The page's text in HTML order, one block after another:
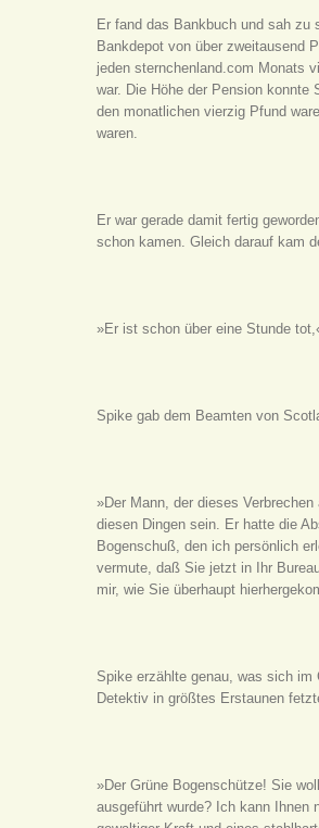
Er fand das Bankbuch und sah zu
Bankdepot von über zweitausend
jeden sternchenland.com Monats
war. Die Höhe der Pension
den monatlichen vierzig Pfund
waren.
Er war gerade damit fertig
schon kamen. Gleich darauf kam
»Er ist schon über eine Stunde
Spike gab dem Beamten von
»Der Mann, der dieses
diesen Dingen sein. Er hatte die
Bogenschuß, den ich persönlich
vermute, daß Sie jetzt in Ihr
mir, wie Sie überhaupt
Spike erzählte genau, was sich im
Detektiv in größtes Erstaunen
»Der Grüne Bogenschütze! Sie
ausgeführt wurde? Ich kann Ihnen